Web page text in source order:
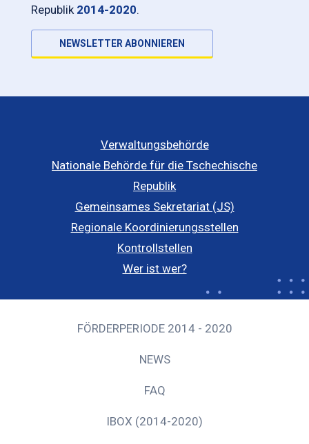
Republik 2014-2020.
NEWSLETTER ABONNIEREN
Verwaltungsbehörde
Nationale Behörde für die Tschechische
Republik
Gemeinsames Sekretariat (JS)
Regionale Koordinierungsstellen
Kontrollstellen
Wer ist wer?
FÖRDERPERIODE 2014 - 2020
NEWS
FAQ
IBOX (2014-2020)